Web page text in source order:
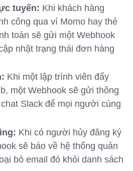
tuyến: Khi khách hàng
công qua ví Momo hay thẻ
toán sẽ gửi một Webhook
nhật trạng thái đơn hàng
Khi một lập trình viên đẩy
một Webhook sẽ gửi thông
Slack để mọi người cùng
Khi có người hủy đăng ký
sẽ báo về hệ thống quản
bỏ email đó khỏi danh sách